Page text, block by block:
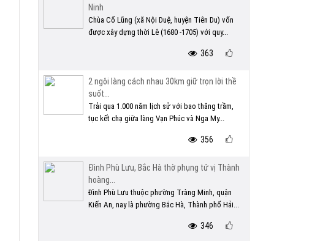
Ninh
Chùa Cổ Lũng (xã Nội Duệ, huyện Tiên Du) vốn
được xây dựng thời Lê (1680 -1705) với quy...
363
2 ngôi làng cách nhau 30km giữ trọn lời thề
suốt...
Trải qua 1.000 năm lịch sử với bao thăng trầm,
tục kết chạ giữa làng Vạn Phúc và Nga My...
356
Đình Phù Lưu, Bắc Hà thờ phụng tứ vị Thành
hoàng...
Đình Phù Lưu thuộc phường Tràng Minh, quận
Kiến An, nay là phường Bắc Hà, Thành phố Hải...
346